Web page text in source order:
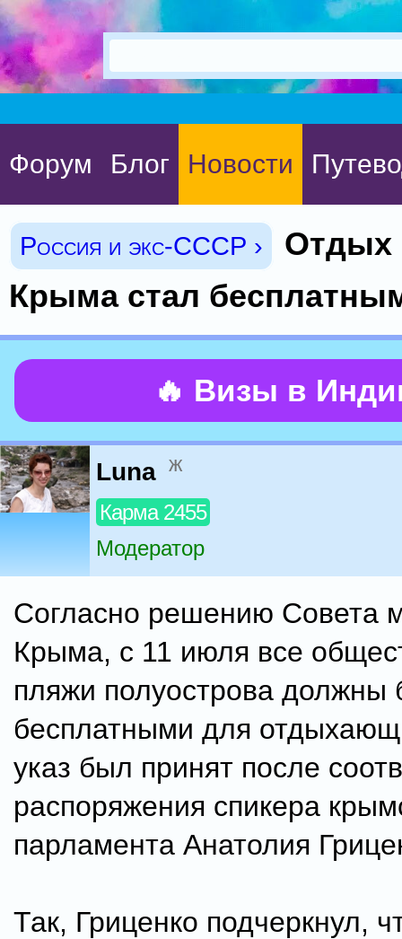
Форум Блог Новости
Россия и экс-СССР ›
Отдых
Крыма стал
🔥 Визы в
Luna ж
Карма 2455
Модератор
Согласно решению Совета
Крыма, с 11 июля все
пляжи полуострова должны
бесплатными для
указ был принят после
распоряжения спикера
парламента Анатолия
Так, Гриценко подчеркнул,